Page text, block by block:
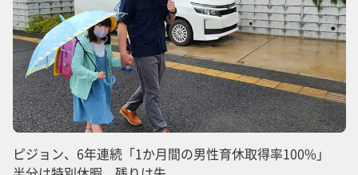
ピジョン、6年連続「1か月間の男性育休取得率100%」